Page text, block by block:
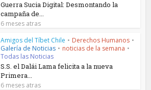
Guerra Sucia Digital: Desmontando la
campaña de...
6 meses atras
Amigos del Tíbet Chile • Derechos Humanos •
Galería de Noticias • noticias de la semana •
Todas las Noticias
S.S. el Dalái Lama felicita a la nueva
Primera...
6 meses atras